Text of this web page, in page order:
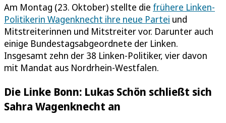
Am Montag (23. Oktober) stellte die frühere Linken-
Politikerin Wagenknecht ihre neue Partei und
Mitstreiterinnen und Mitstreiter vor. Darunter auch
einige Bundestagsabgeordnete der Linken.
Insgesamt zehn der 38 Linken-Politiker, vier davon
mit Mandat aus Nordrhein-Westfalen.
Die Linke Bonn: Lukas Schön schließt sich
Sahra Wagenknecht an